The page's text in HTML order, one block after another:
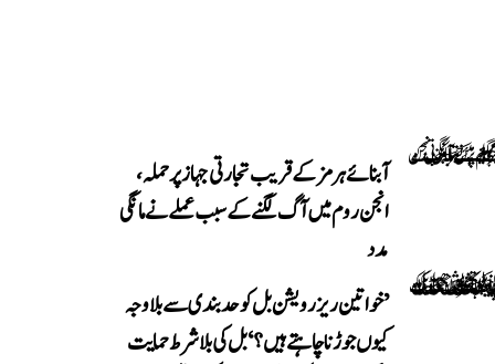
آبنائے ہرمز کے قریب تجارتی جہاز پر حملہ،
انجن روم میں آگ لگنے کے سبب عملے نے مانگی
مدد
’خواتین ریزرویشن بل کو حدبندی سے بلا وجہ
کیوں جوڑنا چاہتے ہیں؟‘ بل کی بلا شرط حمایت